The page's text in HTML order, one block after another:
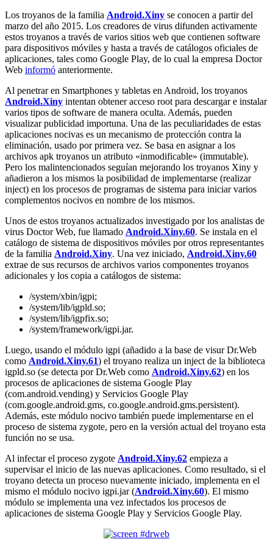
Los troyanos de la familia Android.Xiny se conocen a partir del
marzo del año 2015. Los creadores de virus difunden activamente
estos troyanos a través de varios sitios web que contienen software
para dispositivos móviles y hasta a través de catálogos oficiales de
aplicaciones, tales como Google Play, de lo cual la empresa Doctor
Web informó anteriormente.
Al penetrar en Smartphones y tabletas en Android, los troyanos
Android.Xiny intentan obtener acceso root para descargar e instalar
varios tipos de software de manera oculta. Además, pueden
visualizar publicidad importuna. Una de las peculiaridades de estas
aplicaciones nocivas es un mecanismo de protección contra la
eliminación, usado por primera vez. Se basa en asignar a los
archivos apk troyanos un atributo «inmodificable» (immutable).
Pero los malintencionados seguían mejorando los troyanos Xiny y
añadieron a los mismos la posibilidad de implementarse (realizar
inject) en los procesos de programas de sistema para iniciar varios
complementos nocivos en nombre de los mismos.
Unos de estos troyanos actualizados investigado por los analistas de
virus Doctor Web, fue llamado Android.Xiny.60. Se instala en el
catálogo de sistema de dispositivos móviles por otros representantes
de la familia Android.Xiny. Una vez iniciado, Android.Xiny.60
extrae de sus recursos de archivos varios componentes troyanos
adicionales y los copia a catálogos de sistema:
/system/xbin/igpi;
/system/lib/igpld.so;
/system/lib/igpfix.so;
/system/framework/igpi.jar.
Luego, usando el módulo igpi (añadido a la base de visur Dr.Web
como Android.Xiny.61) el troyano realiza un inject de la biblioteca
igpld.so (se detecta por Dr.Web como Android.Xiny.62) en los
procesos de aplicaciones de sistema Google Play
(com.android.vending) y Servicios Google Play
(com.google.android.gms, co.google.android.gms.persistent).
Además, este módulo nocivo también puede implementarse en el
proceso de sistema zygote, pero en la versión actual del troyano esta
función no se usa.
Al infectar el proceso zygote Android.Xiny.62 empieza a
supervisar el inicio de las nuevas aplicaciones. Como resultado, si el
troyano detecta un proceso nuevamente iniciado, implementa en el
mismo el módulo nocivo igpi.jar (Android.Xiny.60). El mismo
módulo se implementa una vez infectados los procesos de
aplicaciones de sistema Google Play y Servicios Google Play.